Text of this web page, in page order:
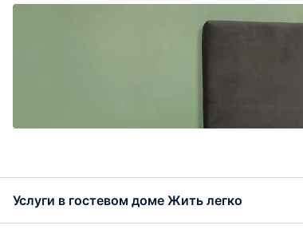
Услуги в гостевом доме Жить легко